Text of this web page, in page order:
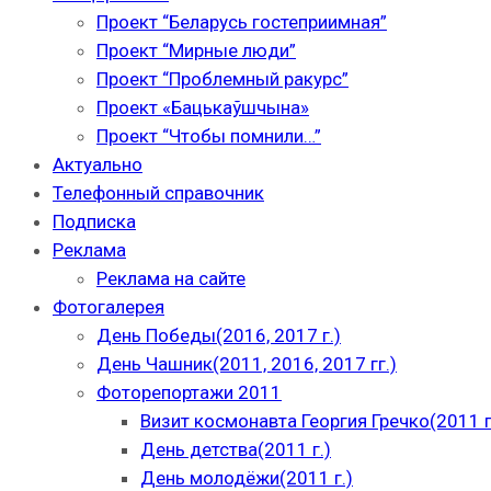
Проект “Беларусь гостеприимная”
Проект “Мирные люди”
Проект “Проблемный ракурс”
Проект «Бацькаўшчына»
Проект “Чтобы помнили…”
Актуально
Телефонный справочник
Подписка
Реклама
Реклама на сайте
Фотогалерея
День Победы(2016, 2017 г.)
День Чашник(2011, 2016, 2017 гг.)
Фоторепортажи 2011
Визит космонавта Георгия Гречко(2011
День детства(2011 г.)
День молодёжи(2011 г.)